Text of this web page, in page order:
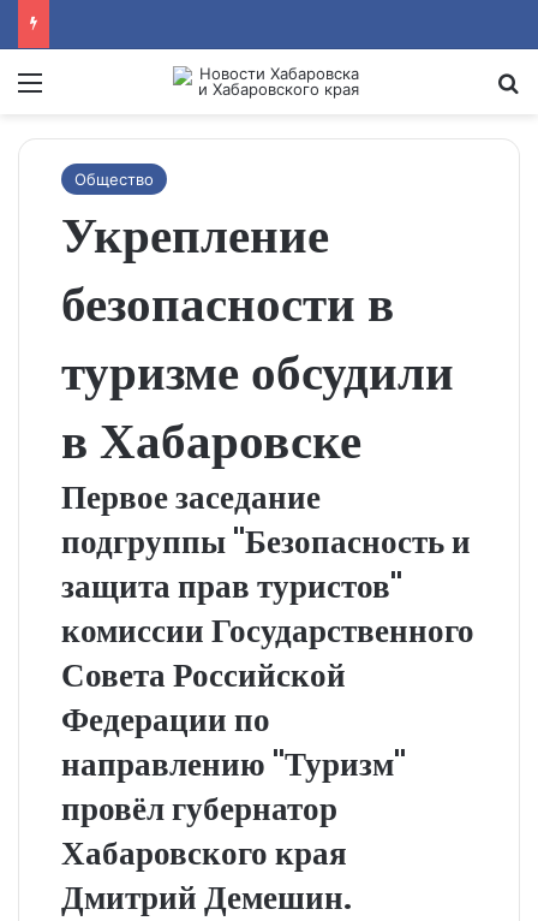
Menu
Общество
Укрепление
безопасности в
туризме обсудили
в Хабаровске
Первое заседание
подгруппы "Безопасность и
защита прав туристов"
комиссии Государственного
Совета Российской
Федерации по
направлению "Туризм"
провёл губернатор
Хабаровского края
Дмитрий Демешин.